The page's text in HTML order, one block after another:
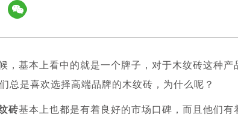
，基本上看中的就是一个牌子，对于木纹砖这种
总是喜欢选择高端品牌的木纹砖，为什么呢？
砖基本上也都是有着良好的市场口碑，而且他们